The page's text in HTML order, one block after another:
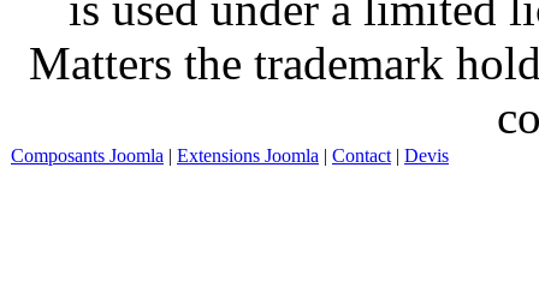
Matters the trademark
Composants Joomla | Extensions Joomla | Contact | Devis